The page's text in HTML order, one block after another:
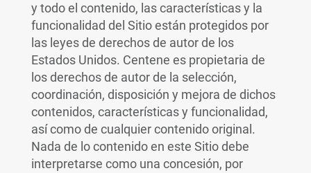
y todo el contenido, las características y la
funcionalidad del Sitio están protegidos por
las leyes de derechos de autor de los
Estados Unidos. Centene es propietaria de
los derechos de autor de la selección,
coordinación, disposición y mejora de dichos
contenidos, características y funcionalidad,
así como de cualquier contenido original.
Nada de lo contenido en este Sitio debe
interpretarse como una concesión, por